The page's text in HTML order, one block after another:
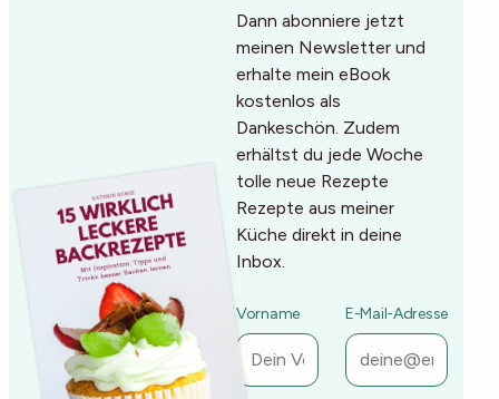
Dann abonniere jetzt
meinen Newsletter und
erhalte mein eBook
kostenlos als
Dankeschön. Zudem
erhältst du jede Woche
tolle neue Rezepte
Rezepte aus meiner
Küche direkt in deine
Inbox.
Vorname E-Mail-Adresse